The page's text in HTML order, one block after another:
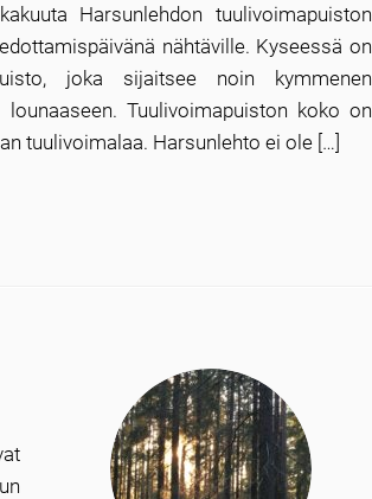
Harsunlehdon tuulivoimapuiston
nähtäville. Kyseessä on
joka sijaitsee noin kymmenen
Tuulivoimapuiston koko on
tuulivoimalaa. Harsunlehto ei ole […]